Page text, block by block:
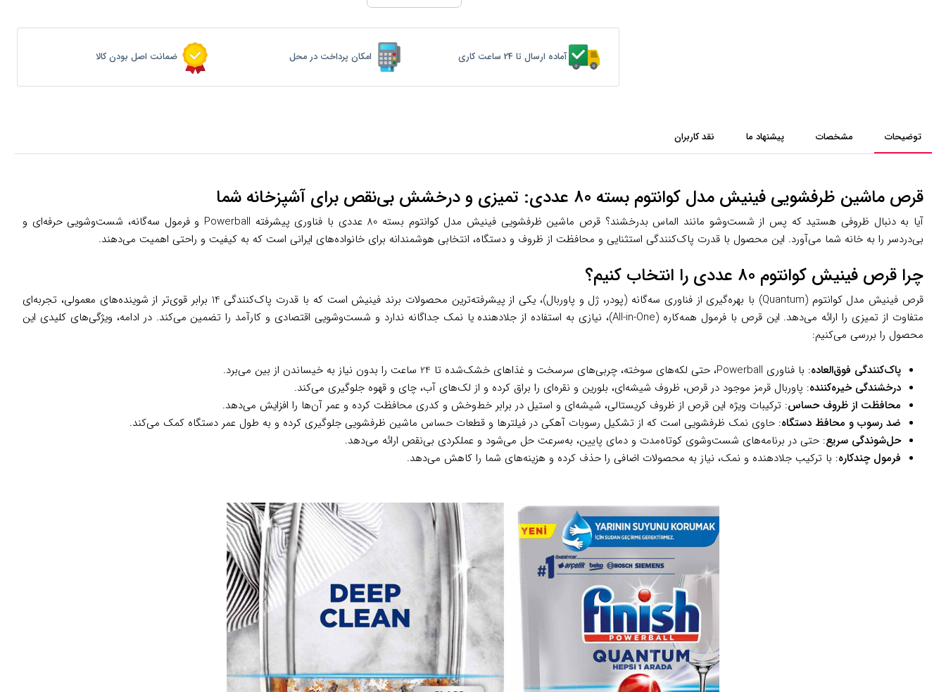
آماده ارسال تا 24 ساعت کاری امکان پرداخت در محل ضمانت اصل بودن کالا
توضیحات مشخصات پیشنهاد ما نقد کاربران
قرص ماشین ظرفشویی فینیش مدل کوانتوم بسته 80 عددی: تمیزی و درخشش بی‌نقص برای آشپزخانه شما
آیا به دنبال ظروفی هستید که پس از شست‌وشو مانند الماس بدرخشند؟ قرص ماشین ظرفشویی فینیش مدل کوانتوم بسته 80 عددی با فناوری پیشرفته Powerball و فرمول سه‌گانه، شست‌وشویی حرفه‌ای و
بی‌دردسر را به خانه شما می‌آورد. این محصول با قدرت پاک‌کنندگی استثنایی و محافظت از ظروف و دستگاه، انتخابی هوشمندانه برای خانواده‌های ایرانی است که به کیفیت و راحتی اهمیت می‌دهند.
چرا قرص فینیش کوانتوم 80 عددی را انتخاب کنیم؟
قرص فینیش مدل کوانتوم (Quantum) با بهره‌گیری از فناوری سه‌گانه (پودر، ژل و پاوربال)، یکی از پیشرفته‌ترین محصولات برند فینیش است که با قدرت پاک‌کنندگی 14 برابر قوی‌تر از شوینده‌های معمولی، تجربه‌ای
متفاوت از تمیزی را ارائه می‌دهد. این قرص با فرمول همه‌کاره (All-in-One)، نیازی به استفاده از جلادهنده یا نمک جداگانه ندارد و شست‌وشویی اقتصادی و کارآمد را تضمین می‌کند. در ادامه، ویژگی‌های کلیدی این
محصول را بررسی می‌کنیم:
پاک‌کنندگی فوق‌العاده: با فناوری Powerball، حتی لکه‌های سوخته، چربی‌های سرسخت و غذاهای خشک‌شده تا 24 ساعت را بدون نیاز به خیساندن از بین می‌برد.
درخشندگی خیره‌کننده: پاوربال قرمز موجود در قرص، ظروف شیشه‌ای، بلورین و نقره‌ای را براق کرده و از لک‌های آب، چای و قهوه جلوگیری می‌کند.
محافظت از ظروف حساس: ترکیبات ویژه این قرص از ظروف کریستالی، شیشه‌ای و استیل در برابر خط‌وخش و کدری محافظت کرده و عمر آن‌ها را افزایش می‌دهد.
ضد رسوب و محافظ دستگاه: حاوی نمک ظرفشویی است که از تشکیل رسوبات آهکی در فیلترها و قطعات حساس ماشین ظرفشویی جلوگیری کرده و به طول عمر دستگاه کمک می‌کند.
حل‌شوندگی سریع: حتی در برنامه‌های شست‌وشوی کوتاه‌مدت و دمای پایین، به‌سرعت حل می‌شود و عملکردی بی‌نقص ارائه می‌دهد.
فرمول چندکاره: با ترکیب جلادهنده و نمک، نیاز به محصولات اضافی را حذف کرده و هزینه‌های شما را کاهش می‌دهد.